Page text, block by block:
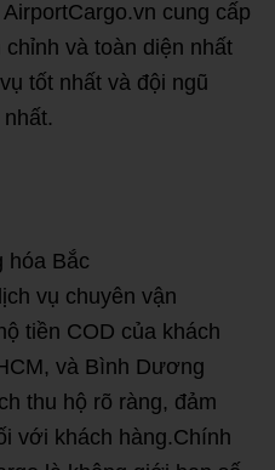
cung cấp
và toàn diện nhất
tốt nhất và đội ngũ
hóa Bắc
vụ chuyên vận
tiền COD của khách
và Bình Dương
thu hộ rõ ràng, đảm
với khách hàng.Chính